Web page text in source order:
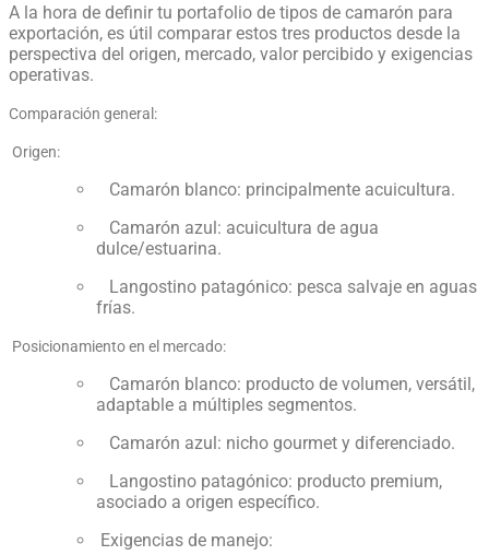
A la hora de definir tu portafolio de tipos de camarón para
exportación, es útil comparar estos tres productos desde la
perspectiva del origen, mercado, valor percibido y exigencias
operativas.
Comparación general:
Origen:
Camarón blanco: principalmente acuicultura.
Camarón azul: acuicultura de agua
dulce/estuarina.
Langostino patagónico: pesca salvaje en aguas
frías.
Posicionamiento en el mercado:
Camarón blanco: producto de volumen, versátil,
adaptable a múltiples segmentos.
Camarón azul: nicho gourmet y diferenciado.
Langostino patagónico: producto premium,
asociado a origen específico.
Exigencias de manejo: